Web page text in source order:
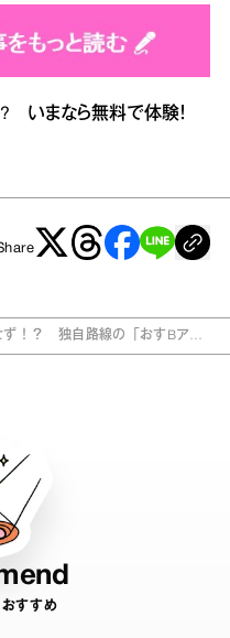
いまなら無料で体験！
ず！？ 独自路線の「おすBアワ
おすすめ